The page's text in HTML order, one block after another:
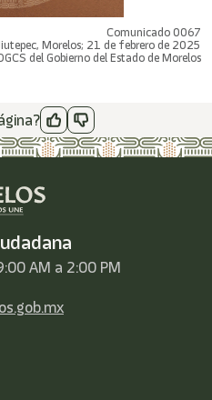
Comunicado 0067
Morelos; 21 de febrero de 2025
del Gobierno del Estado de Morelos
AM a 2:00 PM